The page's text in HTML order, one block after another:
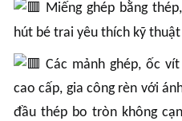
Miếng ghép bằng
hút bé trai yêu thích kỹ thuật
Các mảnh ghép, ốc
cao cấp, gia công rèn với
đầu thép bo tròn không